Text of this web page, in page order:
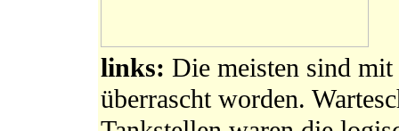
links: Die meisten sind
überrascht worden.